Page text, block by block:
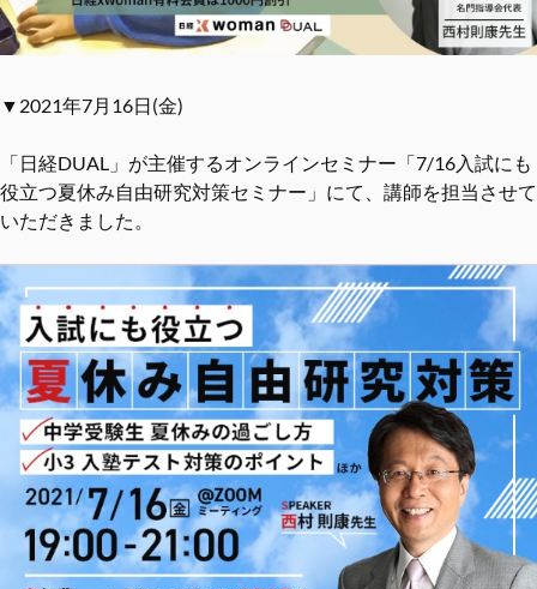
▼2021年7月16日(金)
「日経DUAL」が主催するオンラインセミナー「7/16入試にも
役立つ夏休み自由研究対策セミナー」にて、講師を担当させて
いただきました。